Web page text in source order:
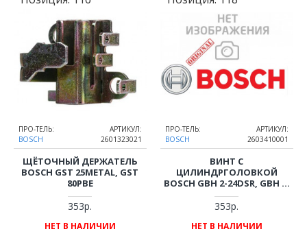
ПРО-ТЕЛЬ:
BOSCH
АРТИКУЛ:
2601323021
ЩЁТОЧНЫЙ ДЕРЖАТЕЛЬ
BOSCH GST 25METAL, GST
80PBE
353р.
НЕТ В НАЛИЧИИ
ПРО-ТЕЛЬ:
BOSCH
АРТИКУЛ:
2603410001
ВИНТ С
ЦИЛИНДРГОЛОВКОЙ
BOSCH GBH 2-24DSR, GBH 3-
28DRE
353р.
НЕТ В НАЛИЧИИ